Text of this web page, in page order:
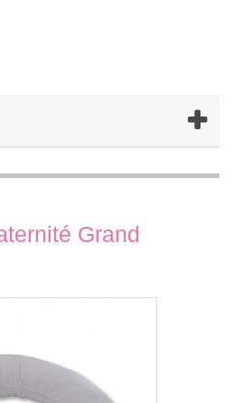
Grand